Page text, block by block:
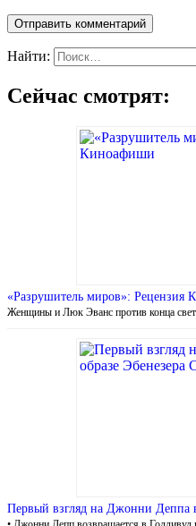
Найти:
Сейчас смотрят:
«Разрушитель миров»: Рецензия
Женщины и Люк Эванс против конца
Первый взгляд на Джонни Деппа